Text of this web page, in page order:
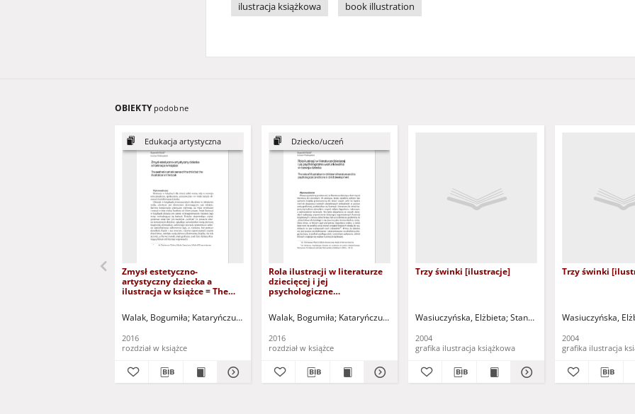
ilustracja książkowa
book illustration
OBIEKTY podobne
Edukacja artystyczna
Zmysł estetyczno-
artystyczny dziecka a
ilustracja w książce = The
in the book
Walak, Bogumiła Kataryńczuk-Mania, Lidia - red. nauk.
2016
rozdział w książce
Dziecko/uczeń
Rola ilustracji w literaturze
dziecięcej i jej
psychologiczne
illustration in children`s
psychological conditions in
child development
Walak, Bogumiła Kataryńczuk-Mania, Lidia - red. nauk.
2016
rozdział w książce
Trzy świnki [ilustracje]
Wasiuczyńska, Elżbieta Stanecka, Zofia
2004
grafika ilustracja książkowa
Trzy świnki
Wasiuczyńska,
2004
grafika ilustracja